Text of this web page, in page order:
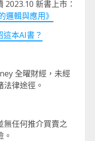
新書上市：
邏輯與應用》
本AI書？
全曜財經，未經
律途徑。
無任何推介買賣之